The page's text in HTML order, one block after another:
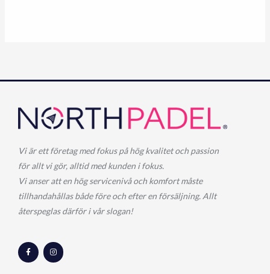
Vi är ett företag med fokus på hög kvalitet och passion
för allt vi gör, alltid med kunden i fokus.
Vi anser att en hög servicenivå och komfort måste
tillhandahållas både före och efter en försäljning. Allt
återspeglas därför i vår slogan!
F
a
c
I
n
s